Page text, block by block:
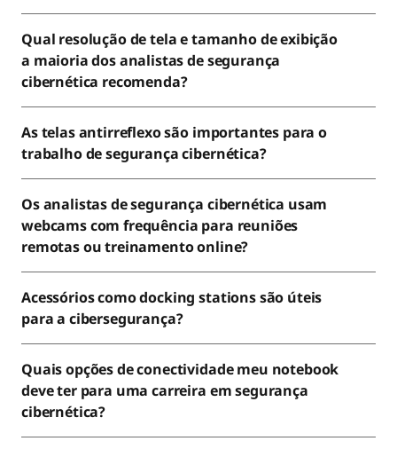
Qual resolução de tela e tamanho de exibição
a maioria dos analistas de segurança
cibernética recomenda?
As telas antirreflexo são importantes para o
trabalho de segurança cibernética?
Os analistas de segurança cibernética usam
webcams com frequência para reuniões
remotas ou treinamento online?
Acessórios como docking stations são úteis
para a cibersegurança?
Quais opções de conectividade meu notebook
deve ter para uma carreira em segurança
cibernética?